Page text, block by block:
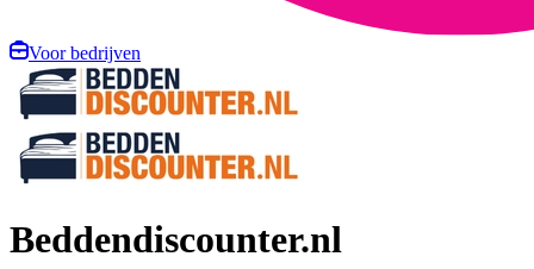
Voor bedrijven
Beddendiscounter.nl